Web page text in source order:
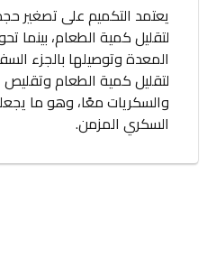
لتقليل كمية الطعام، بينما
المعدة وتوصيلها بالجزء
لتقليل كمية الطعام
والسكريات معًا، وهو ما
السكري المزمن.